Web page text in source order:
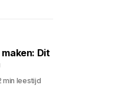
Dit
min leestijd